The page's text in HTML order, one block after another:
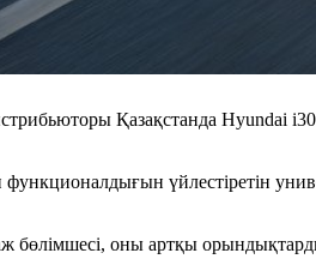
Қазақстанда Hyundai
функционалдығын үйлестіретін
бөлімшесі, оны артқы